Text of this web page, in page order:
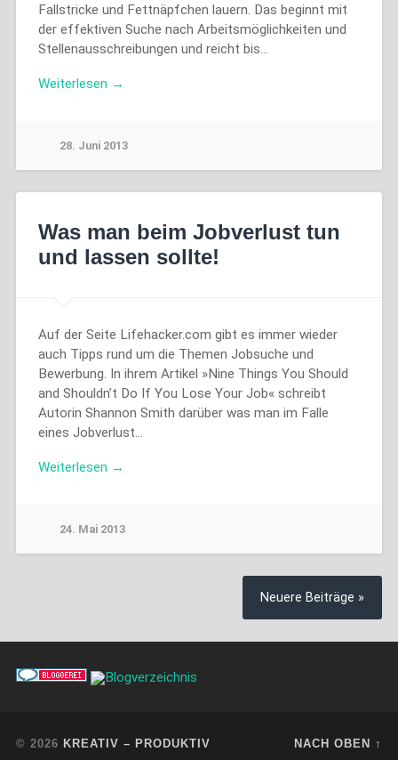
Fallstricke und Fettnäpfchen lauern. Das beginnt mit
der effektiven Suche nach Arbeitsmöglichkeiten und
Stellenausschreibungen und reicht bis…
Weiterlesen →
28. Juni 2013
Was man beim Jobverlust tun
und lassen sollte!
Auf der Seite Lifehacker.com gibt es immer wieder
auch Tipps rund um die Themen Jobsuche und
Bewerbung. In ihrem Artikel »Nine Things You Should
and Shouldn’t Do If You Lose Your Job« schreibt
Autorin Shannon Smith darüber was man im Falle
eines Jobverlust…
Weiterlesen →
24. Mai 2013
Neuere Beiträge »
© 2026 KREATIV – PRODUKTIV NACH OBEN ↑